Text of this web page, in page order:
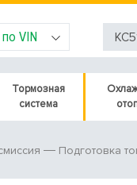
VIN
Тормозная
система
Подготовка